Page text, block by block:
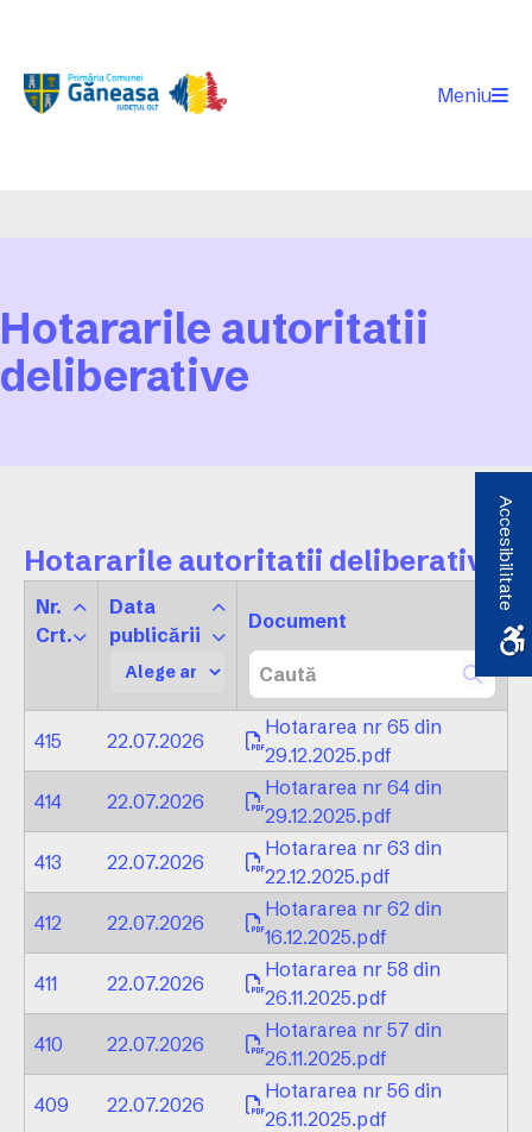
Meniu
Hotararile autoritatii
deliberative
Hotararile autoritatii deliberative
Nr.
Crt.
Data
publicării
Document
415 22.07.2026
Hotararea nr 65 din
29.12.2025.pdf
414
22.07.2026
Hotararea nr 64 din
29.12.2025.pdf
413
22.07.2026
Hotararea nr 63 din
22.12.2025.pdf
412
22.07.2026
Hotararea nr 62 din
16.12.2025.pdf
411
22.07.2026
Hotararea nr 58 din
26.11.2025.pdf
410
22.07.2026
Hotararea nr 57 din
26.11.2025.pdf
409
22.07.2026
Hotararea nr 56 din
26.11.2025.pdf
Accesibilitate